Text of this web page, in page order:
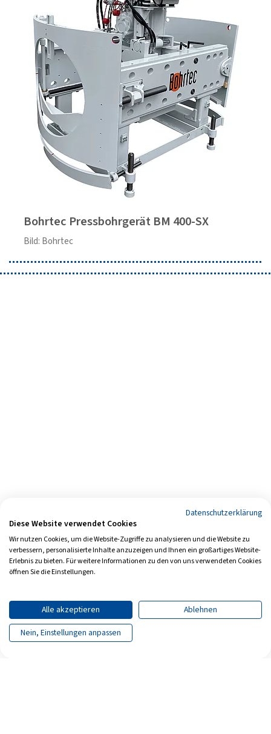
Bohrtec Pressbohrgerät BM 400-SX
Bild: Bohrtec
Datenschutzerklärung
Diese Website verwendet Cookies
Wir nutzen Cookies, um die Website-Zugriffe zu analysieren und die Website zu
verbessern, personalisierte Inhalte anzuzeigen und Ihnen ein großartiges Website-
Erlebnis zu bieten. Für weitere Informationen zu den von uns verwendeten Cookies
öffnen Sie die Einstellungen.
Alle akzeptieren
Ablehnen
Nein, Einstellungen anpassen